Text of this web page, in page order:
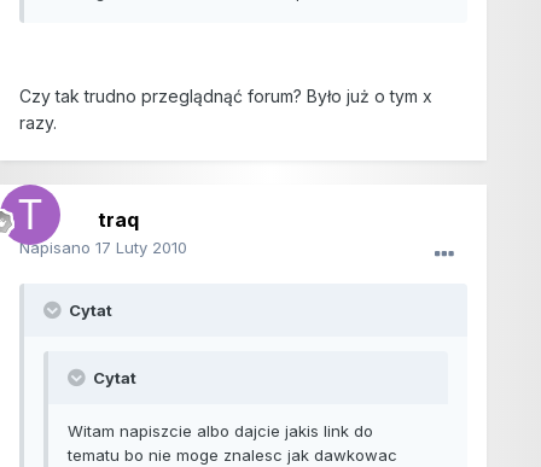
Czy tak trudno przeglądnąć forum? Było już o tym x
razy.
traq
Napisano 17 Luty 2010
Cytat
Cytat
Witam napiszcie albo dajcie jakis link do
tematu bo nie moge znalesc jak dawkowac